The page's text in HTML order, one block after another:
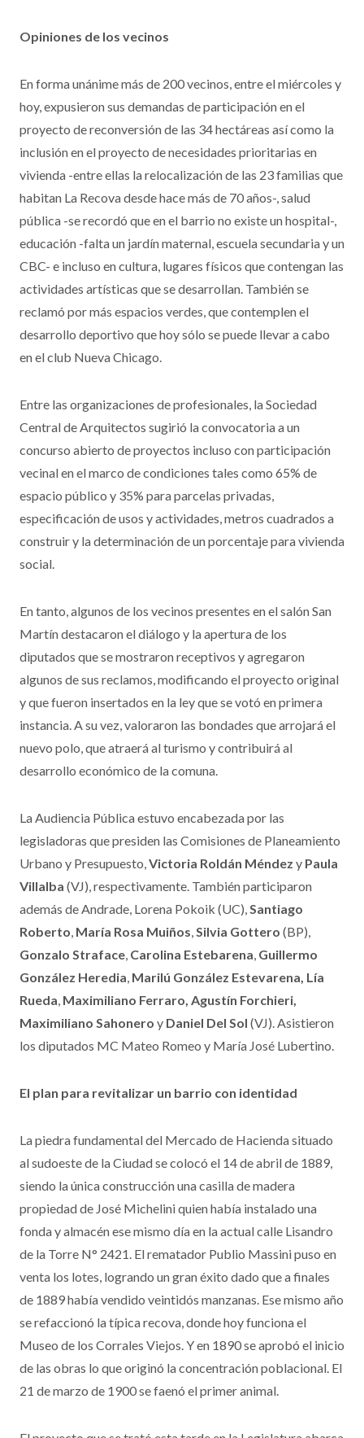
Opiniones de los vecinos
En forma unánime más de 200 vecinos, entre el miércoles y
hoy, expusieron sus demandas de participación en el
proyecto de reconversión de las 34 hectáreas así como la
inclusión en el proyecto de necesidades prioritarias en
vivienda -entre ellas la relocalización de las 23 familias que
habitan La Recova desde hace más de 70 años-, salud
pública -se recordó que en el barrio no existe un hospital-,
educación -falta un jardín maternal, escuela secundaria y un
CBC- e incluso en cultura, lugares físicos que contengan las
actividades artísticas que se desarrollan. También se
reclamó por más espacios verdes, que contemplen el
desarrollo deportivo que hoy sólo se puede llevar a cabo
en el club Nueva Chicago.
Entre las organizaciones de profesionales, la Sociedad
Central de Arquitectos sugirió la convocatoria a un
concurso abierto de proyectos incluso con participación
vecinal en el marco de condiciones tales como 65% de
espacio público y 35% para parcelas privadas,
especificación de usos y actividades, metros cuadrados a
construir y la determinación de un porcentaje para vivienda
social.
En tanto, algunos de los vecinos presentes en el salón San
Martín destacaron el diálogo y la apertura de los
diputados que se mostraron receptivos y agregaron
algunos de sus reclamos, modificando el proyecto original
y que fueron insertados en la ley que se votó en primera
instancia. A su vez, valoraron las bondades que arrojará el
nuevo polo, que atraerá al turismo y contribuirá al
desarrollo económico de la comuna.
La Audiencia Pública estuvo encabezada por las
legisladoras que presiden las Comisiones de Planeamiento
Urbano y Presupuesto, Victoria Roldán Méndez y Paula
Villalba (VJ), respectivamente. También participaron
además de Andrade, Lorena Pokoik (UC),Santiago
Roberto, María Rosa Muiños,Silvia Gottero (BP),
Gonzalo Straface, Carolina Estebarena, Guillermo
González Heredia, Marilú González Estevarena, Lía
Rueda, Maximiliano Ferraro, Agustín Forchieri,
Maximiliano Sahonero y Daniel Del Sol (VJ). Asistieron
los diputados MC Mateo Romeo y María José Lubertino.
El plan para revitalizar un barrio con identidad
La piedra fundamental del Mercado de Hacienda situado
al sudoeste de la Ciudad se colocó el 14 de abril de 1889,
siendo la única construcción una casilla de madera
propiedad de José Michelini quien había instalado una
fonda y almacén ese mismo día en la actual calle Lisandro
de la Torre N° 2421. El rematador Publio Massini puso en
venta los lotes, logrando un gran éxito dado que a finales
de 1889 había vendido veintidós manzanas. Ese mismo año
se refaccionó la típica recova, donde hoy funciona el
Museo de los Corrales Viejos. Y en 1890 se aprobó el inicio
de las obras lo que originó la concentración poblacional. El
21 de marzo de 1900 se faenó el primer animal.